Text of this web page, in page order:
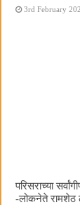
3rd February
परिसराच्या
-लोकनेते रामशेठ